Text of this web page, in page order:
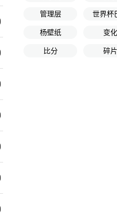
管理层 世界杯
杨壁纸 变化
比分 碎片